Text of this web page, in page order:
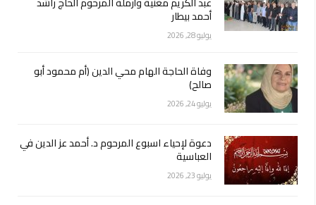
أحمد بيطار
يوليو 28, 2026
وفاة الحاجة الهام محي الدين (أم محمود أبو
صالح)
يوليو 24, 2026
دعوة لإحياء اسبوع المرحوم د. أحمد عز الدين في
العباسية
يوليو 23, 2026